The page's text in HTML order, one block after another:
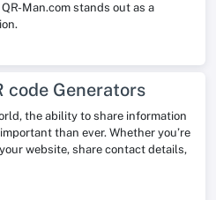
Man.com stands out as a
code Generators
the ability to share information
than ever. Whether you’re
website, share contact details,